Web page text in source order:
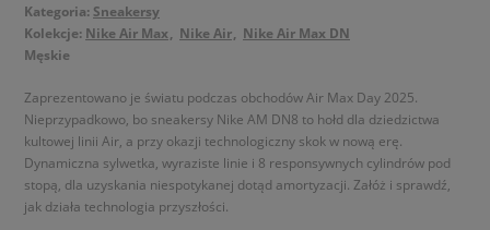
Kategoria: Sneakersy
Kolekcje: Nike Air Max Nike Air
Nike Air Max DN
Męskie
Zaprezentowano je światu podczas obchodów Air Max Day 2025.
Nieprzypadkowo, bo sneakersy Nike AM DN8 to hołd dla dziedzictwa
kultowej linii Air, a przy okazji technologiczny skok w nową erę.
Dynamiczna sylwetka, wyraziste linie i 8 responsywnych cylindrów pod
stopą, dla uzyskania niespotykanej dotąd amortyzacji. Załóż i sprawdź,
jak działa technologia przyszłości.